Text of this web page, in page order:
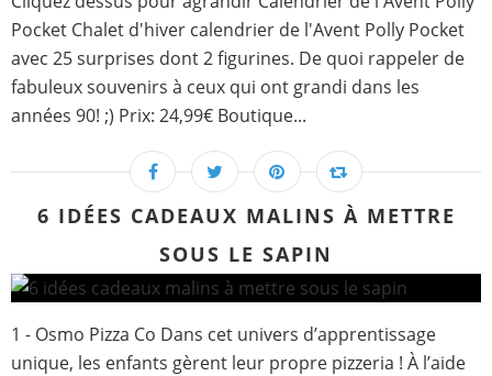
Pocket Chalet d'hiver calendrier de l'Avent Polly Pocket
avec 25 surprises dont 2 figurines. De quoi rappeler de
fabuleux souvenirs à ceux qui ont grandi dans les
années 90! ;) Prix: 24,99€ Boutique...
6 IDÉES CADEAUX MALINS À METTRE
SOUS LE SAPIN
1 - Osmo Pizza Co Dans cet univers d’apprentissage
unique, les enfants gèrent leur propre pizzeria ! À l’aide